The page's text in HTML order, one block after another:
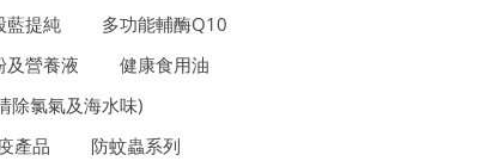
藍提純
多功能輔酶Q10
及營養液
健康食用油
除氯氣及海水味)
產品
防蚊蟲系列